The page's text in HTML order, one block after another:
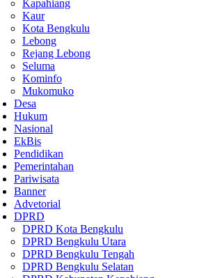
Kapahiang
Kaur
Kota Bengkulu
Lebong
Rejang Lebong
Seluma
Kominfo
Mukomuko
Desa
Hukum
Nasional
EkBis
Pendidikan
Pemerintahan
Pariwisata
Banner
Advetorial
DPRD
DPRD Kota Bengkulu
DPRD Bengkulu Utara
DPRD Bengkulu Tengah
DPRD Bengkulu Selatan